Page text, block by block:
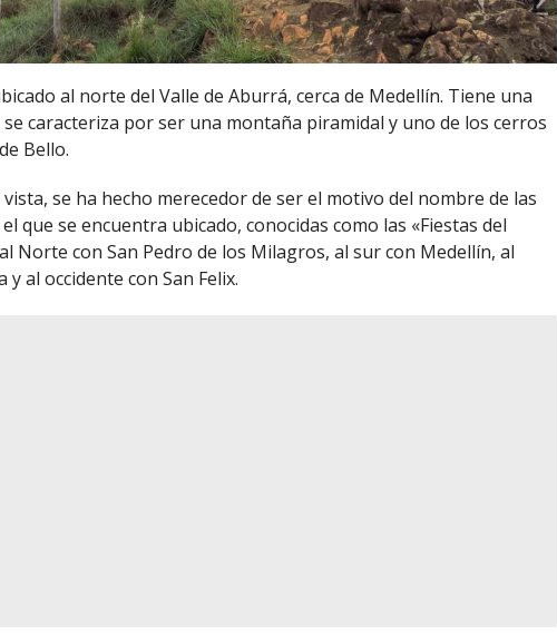
al norte del Valle de Aburrá, cerca de Medellín. Tiene una
se caracteriza por ser una montaña piramidal y uno de los cerros
Bello.
se ha hecho merecedor de ser el motivo del nombre de las
que se encuentra ubicado, conocidas como las «Fiestas del
Norte con San Pedro de los Milagros, al sur con Medellín, al
al occidente con San Felix.